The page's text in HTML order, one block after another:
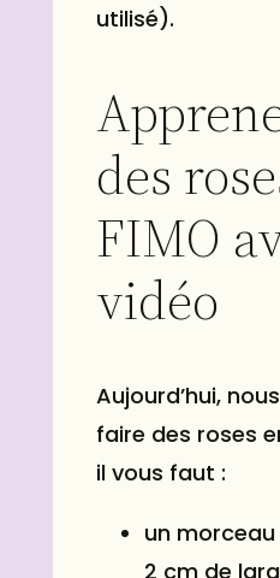
utilisé).
des
FIMO
vidéo
Aujourd’hui,
faire des roses
il vous faut :
un morceau
2 cm de